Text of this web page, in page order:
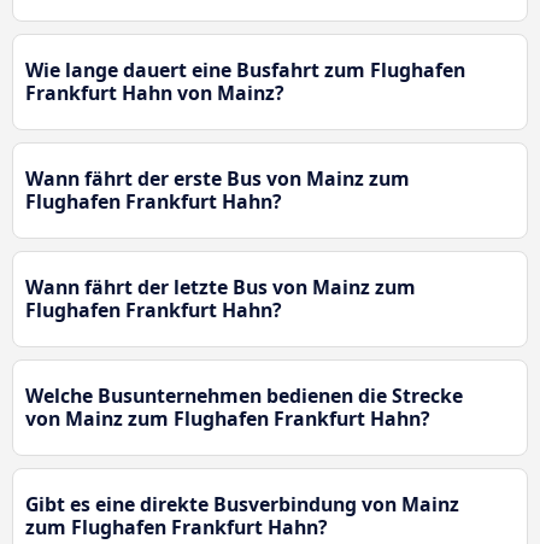
Wie lange dauert eine Busfahrt zum Flughafen
Frankfurt Hahn von Mainz?
Wann fährt der erste Bus von Mainz zum
Flughafen Frankfurt Hahn?
Wann fährt der letzte Bus von Mainz zum
Flughafen Frankfurt Hahn?
Welche Busunternehmen bedienen die Strecke
von Mainz zum Flughafen Frankfurt Hahn?
Gibt es eine direkte Busverbindung von Mainz
zum Flughafen Frankfurt Hahn?